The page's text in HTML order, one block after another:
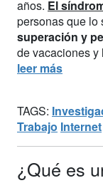
años. El
personas que lo
superación y
de vacaciones y
leer más
TAGS:
Trabajo Internet
¿Qué es